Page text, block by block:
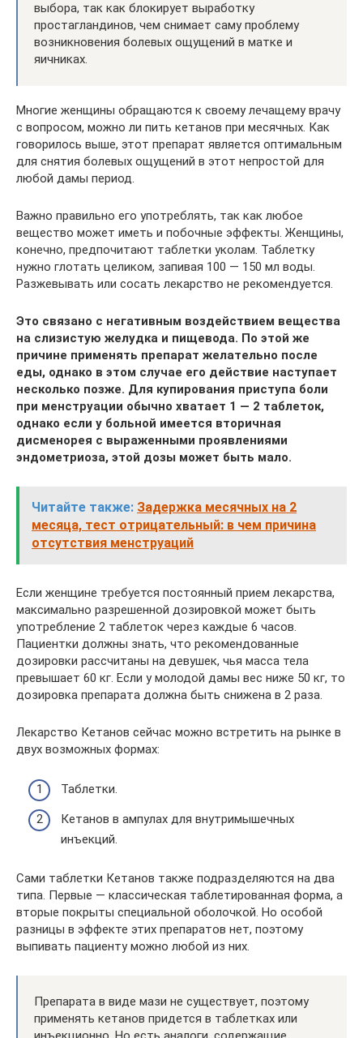
выбора, так как блокирует выработку
простагландинов, чем снимает саму проблему
возникновения болевых ощущений в матке и
яичниках.
Многие женщины обращаются к своему лечащему врачу
с вопросом, можно ли пить кетанов при месячных. Как
говорилось выше, этот препарат является оптимальным
для снятия болевых ощущений в этот непростой для
любой дамы период.
Важно правильно его употреблять, так как любое
вещество может иметь и побочные эффекты. Женщины,
конечно, предпочитают таблетки уколам. Таблетку
нужно глотать целиком, запивая 100 — 150 мл воды.
Разжевывать или сосать лекарство не рекомендуется.
Это связано с негативным воздействием вещества
на слизистую желудка и пищевода. По этой же
причине применять препарат желательно после
еды, однако в этом случае его действие наступает
несколько позже. Для купирования приступа боли
при менструации обычно хватает 1 — 2 таблеток,
однако если у больной имеется вторичная
дисменорея с выраженными проявлениями
эндометриоза, этой дозы может быть мало.
Читайте также: Задержка месячных на 2
месяца, тест отрицательный: в чем причина
отсутствия менструаций
Если женщине требуется постоянный прием лекарства,
максимально разрешенной дозировкой может быть
употребление 2 таблеток через каждые 6 часов.
Пациентки должны знать, что рекомендованные
дозировки рассчитаны на девушек, чья масса тела
превышает 60 кг. Если у молодой дамы вес ниже 50 кг, то
дозировка препарата должна быть снижена в 2 раза.
Лекарство Кетанов сейчас можно встретить на рынке в
двух возможных формах:
Таблетки.
Кетанов в ампулах для внутримышечных
инъекций.
Сами таблетки Кетанов также подразделяются на два
типа. Первые — классическая таблетированная форма, а
вторые покрыты специальной оболочкой. Но особой
разницы в эффекте этих препаратов нет, поэтому
выпивать пациенту можно любой из них.
Препарата в виде мази не существует, поэтому
применять кетанов придется в таблетках или